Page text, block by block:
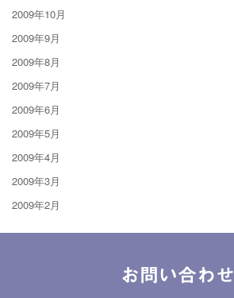
2009年10月
2009年9月
2009年8月
2009年7月
2009年6月
2009年5月
2009年4月
2009年3月
2009年2月
お問い合わせ